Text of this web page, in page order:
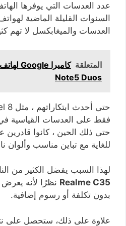
عدد العدسات التي يوفرها
العدسات والميغابكسل لا تهم
المتعلقة
Note5 Duos
فقط على العدسات القياسية
حتى ذلك الحين ، كانوا
للغاية مع تباين مناسب وألوان
لهذا السبب يفضل الكثير من
Realme C35 نظرًا لأنه يعرض
بدون تكلفة أو رسوم إضافية.
علاوة على ذلك، ستحصل على